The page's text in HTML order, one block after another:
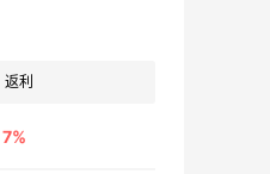
返利
7%